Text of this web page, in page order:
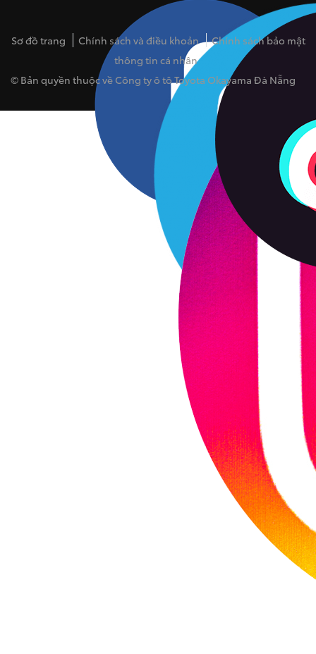
Sơ đồ trang Chính sách và điều khoản
Chính sách bảo mật
thông tin cá nhân
© Bản quyền thuộc về Công ty ô tô Toyota Okayama Đà Nẵng